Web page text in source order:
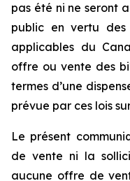
pas été ni ne seront
public en vertu des
applicables du
offre ou vente des
termes d’une
prévue par ces lois
Le présent
de vente ni la
aucune offre de